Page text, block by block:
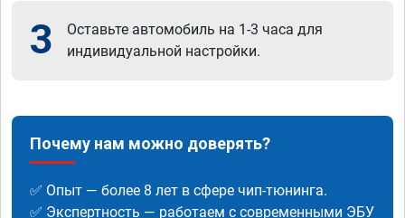
3
Оставьте автомобиль на 1-3 часа для
индивидуальной настройки.
Почему нам можно доверять?
✅ Опыт — более 8 лет в сфере чип-тюнинга.
✅ Экспертность — работаем с современными ЭБУ